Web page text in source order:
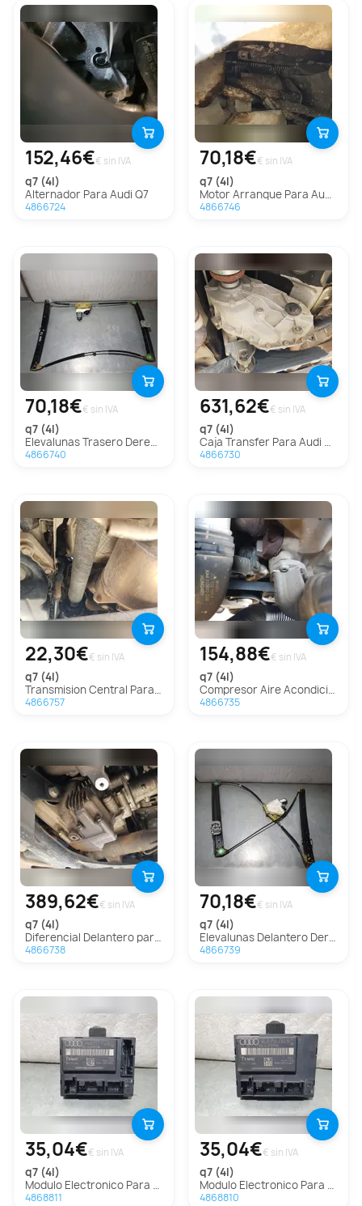
152,46€€ sin IVA
q7 (4l)
Alternador Para Audi Q7
4866724
70,18€€ sin IVA
q7 (4l)
Motor Arranque Para Audi Q7
4866746
70,18€€ sin IVA
q7 (4l)
Elevalunas Trasero Derecho Para Audi Q7
4866740
631,62€€ sin IVA
q7 (4l)
Caja Transfer Para Audi Q7
4866730
22,30€€ sin IVA
q7 (4l)
Transmision Central Para Audi Q7
4866757
154,88€€ sin IVA
q7 (4l)
Compresor Aire Acondicionado Para Audi Q7
4866735
389,62€€ sin IVA
q7 (4l)
Diferencial Delantero para Audi Q7
4866738
70,18€€ sin IVA
q7 (4l)
Elevalunas Delantero Derecho para Audi Q7
4866739
35,04€€ sin IVA
q7 (4l)
Modulo Electronico Para Audi Q7
4868811
35,04€€ sin IVA
q7 (4l)
Modulo Electronico Para Audi Q7
4868810